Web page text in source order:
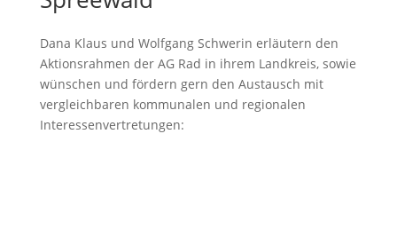
Dana Klaus und Wolfgang Schwerin erläutern den
Aktionsrahmen der AG Rad in ihrem Landkreis, sowie
wünschen und fördern gern den Austausch mit
vergleichbaren kommunalen und regionalen
Interessenvertretungen: